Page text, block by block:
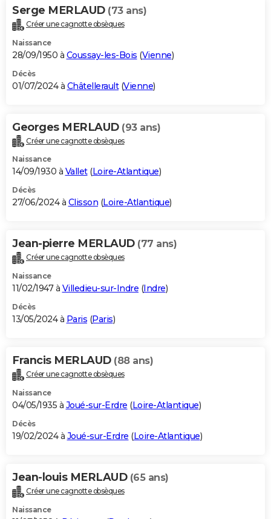
Serge MERLAUD (73 ans)
Créer une cagnotte obsèques
Naissance
28/09/1950 à Coussay-les-Bois (Vienne)
Décès
01/07/2024 à Châtellerault(Vienne)
Georges MERLAUD (93 ans)
Créer une cagnotte obsèques
Naissance
14/09/1930 à Vallet(Loire-Atlantique)
Décès
27/06/2024 à Clisson (Loire-Atlantique)
Jean-pierre MERLAUD (77 ans)
Créer une cagnotte obsèques
Naissance
11/02/1947 à Villedieu-sur-Indre (Indre)
Décès
13/05/2024 à Paris (Paris)
Francis MERLAUD (88 ans)
Créer une cagnotte obsèques
Naissance
04/05/1935 à Joué-sur-Erdre (Loire-Atlantique)
Décès
19/02/2024 à Joué-sur-Erdre (Loire-Atlantique)
Jean-louis MERLAUD (65 ans)
Créer une cagnotte obsèques
Naissance